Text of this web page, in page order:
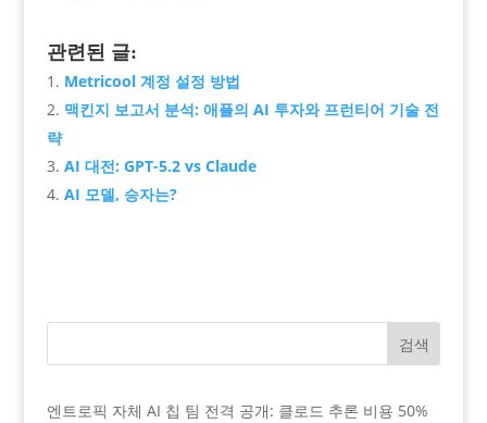
관련된 글:
Metricool 계정 설정 방법
맥킨지 보고서 분석: 애플의 AI 투자와 프런티어 기술 전
략
AI 대전: GPT-5.2 vs Claude
AI 모델, 승자는?
검색
엔트로픽 자체 AI 칩 팀 전격 공개: 클로드 추론 비용 50%